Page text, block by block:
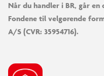
Når du handler i BR, går
Fondene til velgørende
A/S (CVR: 35954716).